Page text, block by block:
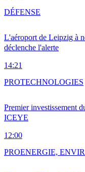
L'aéroport de Leipzig à
déclenche l'alerte
14:21
DÉFENSE
Premier investissement
ICEYE
12:00
PROTECHNOLOGIES
PROENERGIE,